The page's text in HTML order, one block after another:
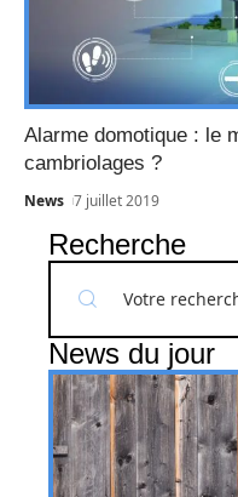
Alarme domotique : le
cambriolages ?
News 7 juillet 2019
Recherche
News du jour